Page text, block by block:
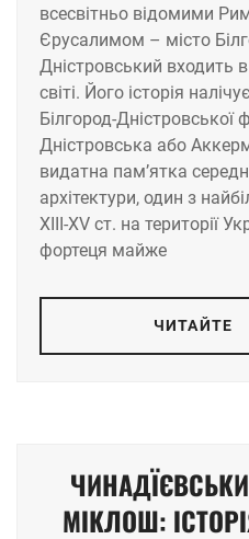
всесвітньо відомими
Єрусалимом – місто
Дністровський входить
світі. Його історія
Білгород-Дністровської
Дністровська або
видатна пам’ятка
архітектури, один з
XIII-XV ст. на території
фортеця майже
ЧИТАЙТЕ
МІКЛОШ: